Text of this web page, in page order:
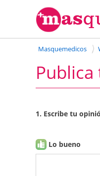
Masquemedicos
1. Escribe tu
Lo bueno